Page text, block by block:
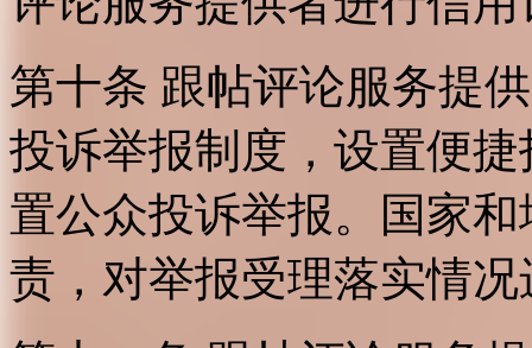
第十条 跟帖评论服务提
投诉举报制度，设置便
置公众投诉举报。国家
责，对举报受理落实情